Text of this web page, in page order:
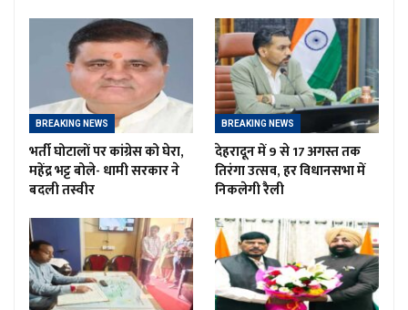
BREAKING NEWS
भर्ती घोटालों पर कांग्रेस को घेरा,
महेंद्र भट्ट बोले- धामी सरकार ने
बदली तस्वीर
BREAKING NEWS
देहरादून में 9 से 17 अगस्त तक
तिरंगा उत्सव, हर विधानसभा में
निकलेगी रैली